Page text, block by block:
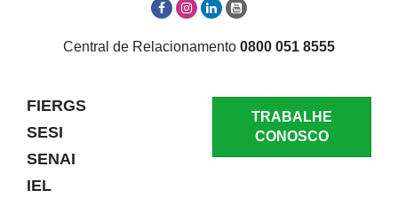
Central de Relacionamento 0800 051 8555
FIERGS
SESI
SENAI
IEL
TRABALHE
CONOSCO